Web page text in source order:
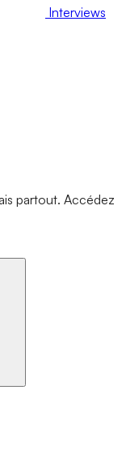
Interviews
partout. Accédez